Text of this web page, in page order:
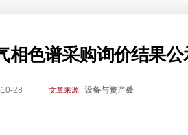
相色谱采购询价结果公
28 文章来源 设备与资产处